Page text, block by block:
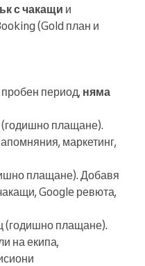
с чакащи и
(Gold план и
период, няма
плащане).
маркетинг,
плащане). Добавя
Google ревюта,
(годишно плащане).
на екипа,